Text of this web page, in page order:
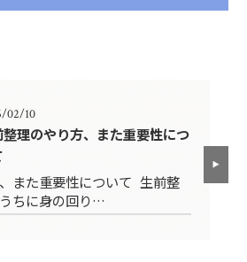
02/10
整理のやり方、また重要性につ
また重要性について 生前整
ちに身の回り…